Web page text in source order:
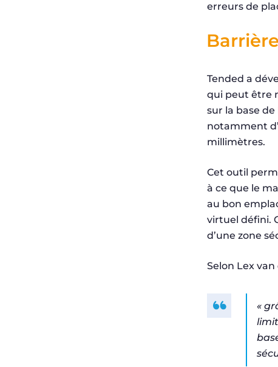
erreurs de
Tended a
qui peut être
sur la base
notamment
millimètres.
Cet outil
à ce que le
au bon
virtuel défini.
d’une zone
Selon Lex
«